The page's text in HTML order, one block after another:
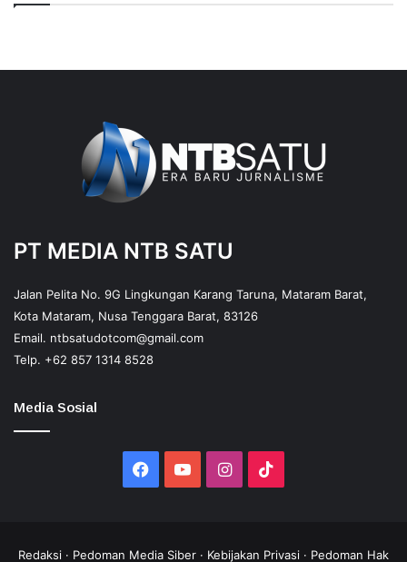
PT MEDIA NTB SATU
Jalan Pelita No. 9G Lingkungan Karang Taruna, Mataram Barat,
Kota Mataram, Nusa Tenggara Barat, 83126
Email. ntbsatudotcom@gmail.com
Telp. +62 857 1314 8528
Media Sosial
Facebook
YouTubeInstagram
Redaksi · Pedoman Media Siber · Kebijakan Privasi · Pedoman Hak